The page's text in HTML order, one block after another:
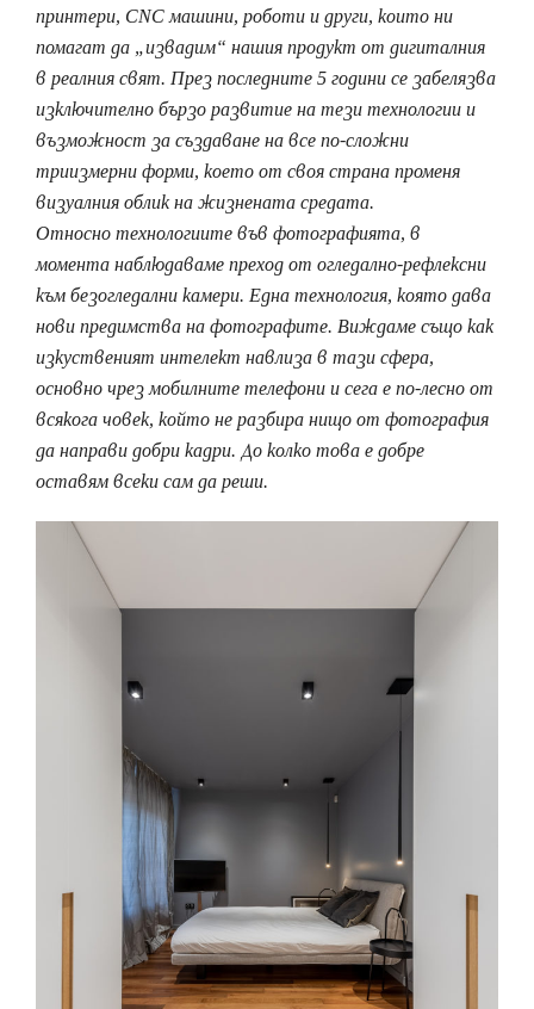
принтери, CNC машини, роботи и други, които ни
помагат да „извадим“ нашия продукт от дигиталния
в реалния свят. През последните 5 години се забелязва
изключително бързо развитие на тези технологии и
възможност за създаване на все по-сложни
триизмерни форми, което от своя страна променя
визуалния облик на жизнената средата.
Относно технологиите във фотографията, в
момента наблюдаваме преход от огледално-рефлексни
към безогледални камери. Една технология, която дава
нови предимства на фотографите. Виждаме също как
изкуственият интелект навлиза в тази сфера,
основно чрез мобилните телефони и сега е по-лесно от
всякога човек, който не разбира нищо от фотография
да направи добри кадри. До колко това е добре
оставям всеки сам да реши.